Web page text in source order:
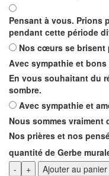
Pensant à vous. Prions
pendant cette période
Nos cœurs se brisent
Avec sympathie et
En vous souhaitant du
sombre.
Avec sympathie et
Nous sommes vraiment
Nos prières et nos
quantité de Gerbe
-
+
Ajouter au panier